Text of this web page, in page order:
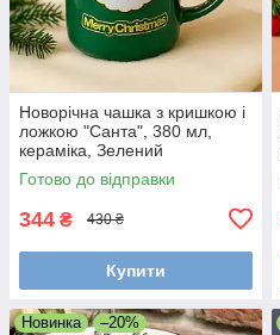
Новорічна чашка з кришкою і
ложкою "Санта", 380 мл,
кераміка, Зелений
Готово до відправки
344 ₴ 430 ₴
Купити
Новинка
–20%